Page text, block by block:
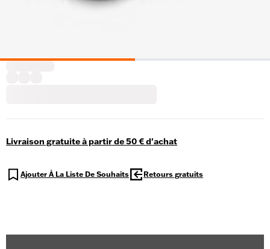
Livraison gratuite à partir de 50 € d'achat
Ajouter À La Liste De Souhaits Retours gratuits